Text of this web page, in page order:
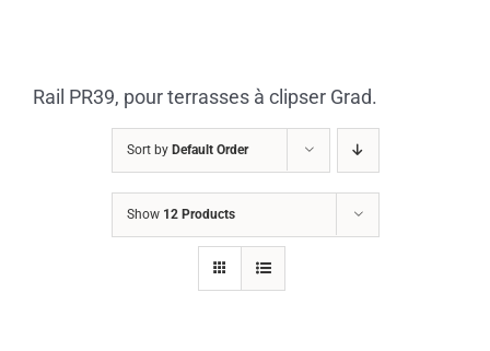
Rail PR39, pour terrasses à clipser Grad.
Sort by Default Order
Show 12 Products